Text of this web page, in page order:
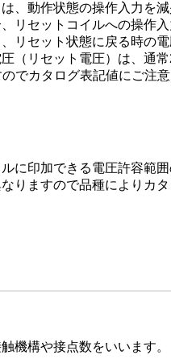
、動作状態の操作入力を
リセットコイルへの操作
リセット状態に戻る時の
（リセット電圧）は、通
でカタログ表記値にご注意
に印加できる電圧許容範
りますので品種によりカ
機構や接点数をいいます。